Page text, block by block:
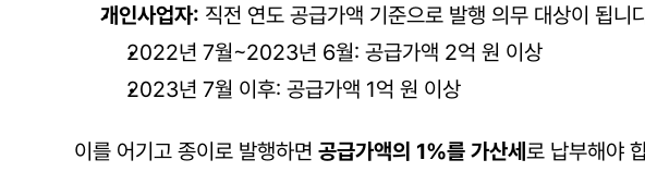
개인사업자: 직전 연도 공급가액 기준으로 발행 의무 대상이 됩니
2022년 7월~2023년 6월: 공급가액 2억 원 이상
2023년 7월 이후: 공급가액 1억 원 이상
이를 어기고 종이로 발행하면 공급가액의 1%를 가산세 로 납부해야